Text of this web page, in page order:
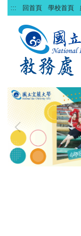
跳
到
::: 回首頁 學校首頁